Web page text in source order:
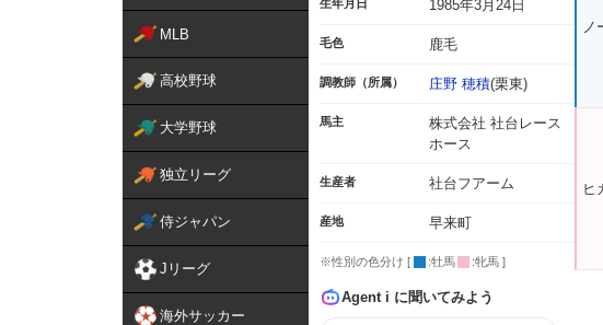
MLB
高校野球
大学野球
独立リーグ
侍ジャパン
Jリーグ
海外サッカー
生年月日 1985年3月24日
毛色 鹿毛
調教師（所属） 庄野 穂積(栗東)
馬主
株式会社 社台レース
ホース
生産者 社台フアーム
産地 早来町
※性別の色分け [ :牡馬 :牝馬 ]
ノ
ヒ
Agent i に聞いてみよう